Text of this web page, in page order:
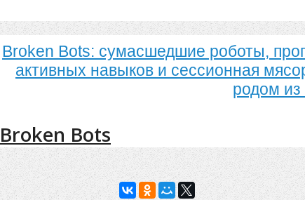
Broken Bots: сумасшедшие роботы,
активных навыков и сессионная
родом из
Broken Bots